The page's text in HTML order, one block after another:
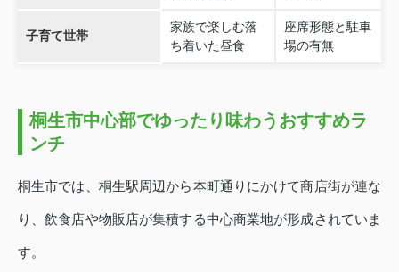
子育て世帯
家族で楽しむ落
ち着いた昼食
座席形態と駐車
場の有無
桐生市中心部でゆったり味わうおすすめラ
ンチ
桐生市では、桐生駅周辺から本町通りにかけて商店街が連な
り、飲食店や物販店が集積する中心商業地が形成されていま
す。